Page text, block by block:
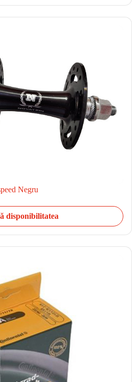
Negru
disponibilitatea